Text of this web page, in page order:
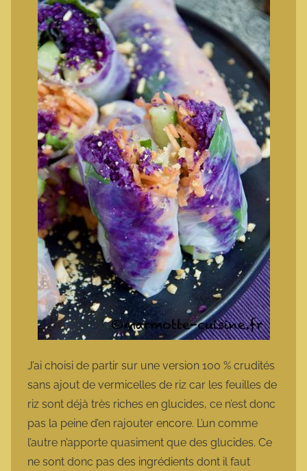
J’ai choisi de partir sur une version 100 % crudités
sans ajout de vermicelles de riz car les feuilles de
riz sont déjà très riches en glucides, ce n’est donc
pas la peine d’en rajouter encore. L’un comme
l’autre n’apporte quasiment que des glucides. Ce
ne sont donc pas des ingrédients dont il faut